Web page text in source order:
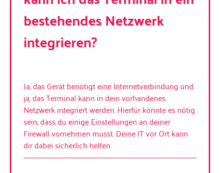
bestehendes Netzwerk
integrieren?
Ja, das Gerät benötigt eine Internetverbindung und
ja, das Terminal kann in dein vorhandenes
Netzwerk integriert werden. Hierfür könnte es nötig
sein, dass du einige Einstellungen an deiner
Firewall vornehmen musst. Deine IT vor Ort kann
dir dabei sicherlich helfen.